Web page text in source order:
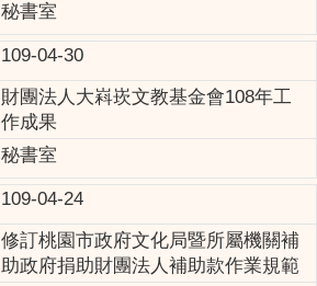
秘書室
109-04-30
財團法人大嵙崁文教基金會108年工
作成果
秘書室
109-04-24
修訂桃園市政府文化局暨所屬機關補
助政府捐助財團法人補助款作業規範